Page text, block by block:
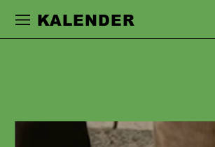
Zur Hauptnavigation springen
KALENDER
VOGLER